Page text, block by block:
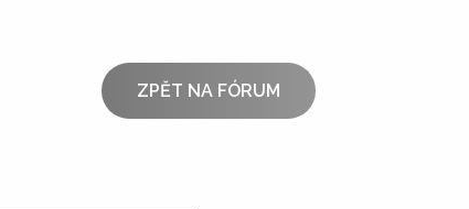
ZPĚT NA FÓRUM